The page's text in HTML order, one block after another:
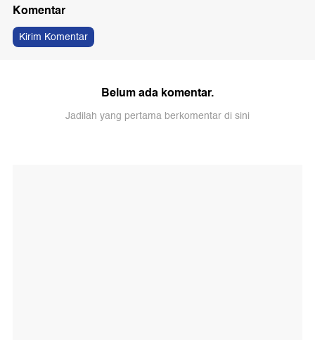
Komentar
Kirim Komentar
Belum ada komentar.
Jadilah yang pertama berkomentar di sini